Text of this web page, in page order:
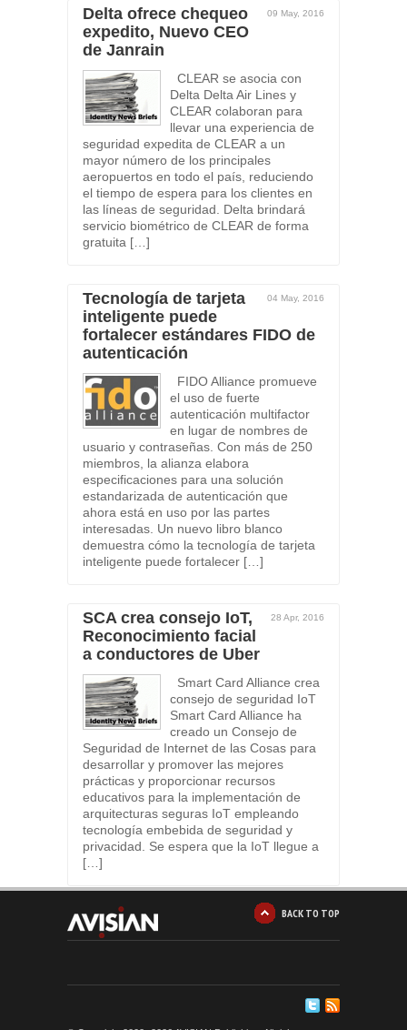
09 May, 2016
Delta ofrece chequeo
expedito, Nuevo CEO
de Janrain
CLEAR se asocia con
Delta Delta Air Lines y
CLEAR colaboran para
llevar una experiencia de
seguridad expedita de CLEAR a un
mayor número de los principales
aeropuertos en todo el país, reduciendo
el tiempo de espera para los clientes en
las líneas de seguridad. Delta brindará
servicio biométrico de CLEAR de forma
gratuita […]
04 May, 2016
Tecnología de tarjeta
inteligente puede
fortalecer estándares FIDO de
autenticación
FIDO Alliance promueve
el uso de fuerte
autenticación multifactor
en lugar de nombres de
usuario y contraseñas. Con más de 250
miembros, la alianza elabora
especificaciones para una solución
estandarizada de autenticación que
ahora está en uso por las partes
interesadas. Un nuevo libro blanco
demuestra cómo la tecnología de tarjeta
inteligente puede fortalecer […]
28 Apr, 2016
SCA crea consejo IoT,
Reconocimiento facial
a conductores de Uber
Smart Card Alliance crea
consejo de seguridad IoT
Smart Card Alliance ha
creado un Consejo de
Seguridad de Internet de las Cosas para
desarrollar y promover las mejores
prácticas y proporcionar recursos
educativos para la implementación de
arquitecturas seguras IoT empleando
tecnología embebida de seguridad y
privacidad. Se espera que la IoT llegue a
[…]
2 3 4 5 6
BACK TO TOP